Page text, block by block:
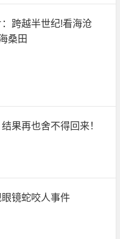
跨越半世纪!看海沧
桑田
果再也舍不得回来！
镜蛇咬人事件